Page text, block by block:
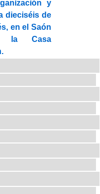
y
dieciséis de
en el Saón
la Casa